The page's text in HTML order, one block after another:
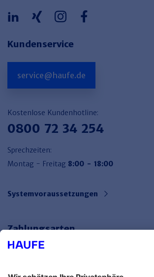
Kundenservice
service@haufe.de
Kostenlose Kundenhotline:
0800 72 34 254
Sprechzeiten:
Montag - Freitag 8:00 - 18:00
Systemvoraussetzungen
Zahlungsarten